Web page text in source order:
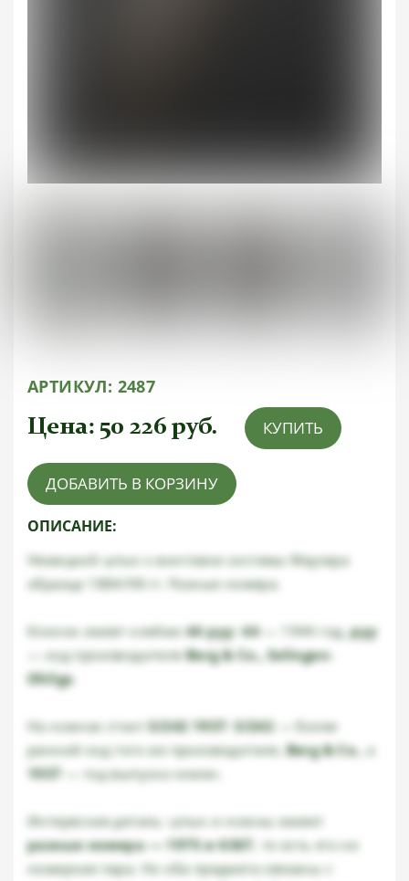
АРТИКУЛ: 2487
Цена: 50 226 руб. КУПИТЬ
ДОБАВИТЬ В КОРЗИНУ
ОПИСАНИЕ:
Немецкий штык к винтовке системы Маузера
образца 1884/98 гг. Разные номера.
Клинок имеет клеймо44 pyy:44— 1944 год,pyy
— код производителяBerg & Co., Solingen-
Ohligs.
На ножнах стоитS/242 1937 :S/242 — более
ранний код того же производителя,Berg & Co., а
1937
— год выпуска ножен.
Интересная деталь: штык и ножны имеют
разные номера — 1975 и 6367
, то есть это не
номерная пара. Но оба предмета связаны с